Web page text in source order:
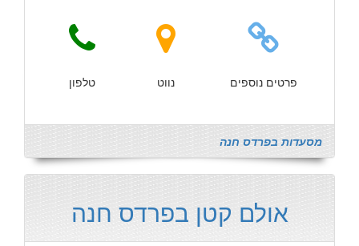
פרטים נוספים נווט טלפון
מסעדות בפרדס חנה
אולם קטן בפרדס חנה